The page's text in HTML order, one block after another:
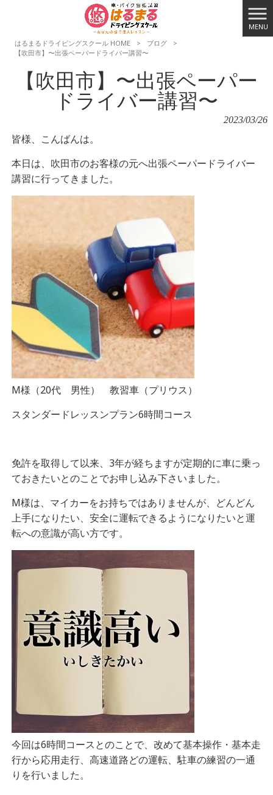
MENU
はるまるドライビングスクール HOME
> ブログ
>
【吹田市】〜出張ペーパードライバー講習〜
【吹田市】〜出張ペーパー
ドライバー講習〜
2023/03/26
皆様、こんばんは。
本日は、吹田市のお客様の元へ出張ペーパードライバー
講習に行ってきました。
M様（20代 男性） 教習車（プリウス）
スタンダードレッスンプラン6時間コース
免許を取得して以来、3年が経ちますが定期的に車に乗っ
ておきたいとのことでお申し込み下さいました。
M様は、マイカーをお持ちではありませんが、どんどん
上手になりたい、安全に運転できるようになりたいと運
転への意識が高い方です。
今回は6時間コースとのことで、改めて基本操作・基本走
行から応用走行、高速道路どの運転、駐車の練習の一通
りを行いました。